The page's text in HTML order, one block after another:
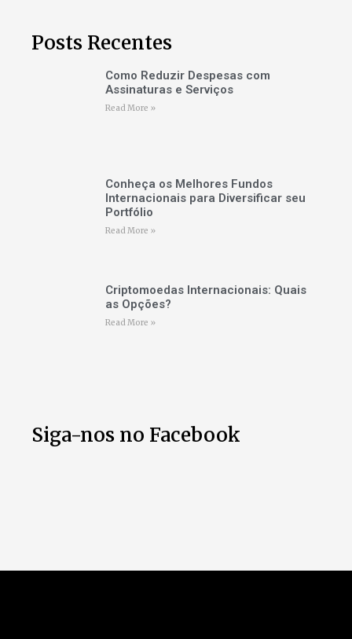
Posts Recentes
Como Reduzir Despesas com
Assinaturas e Serviços
Read More »
Conheça os Melhores Fundos
Internacionais para Diversificar seu
Portfólio
Read More »
Criptomoedas Internacionais: Quais
as Opções?
Read More »
Siga-nos no Facebook